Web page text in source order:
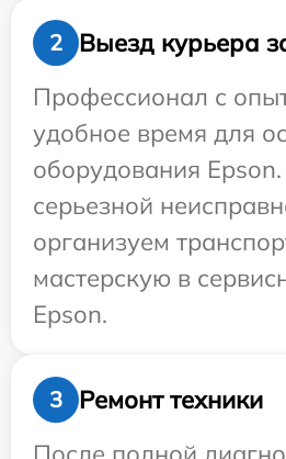
2
Выезд курьера
Профессионал с
удобное время для
оборудования
серьезной
организуем
мастерскую в
Epson.
3
Ремонт техники